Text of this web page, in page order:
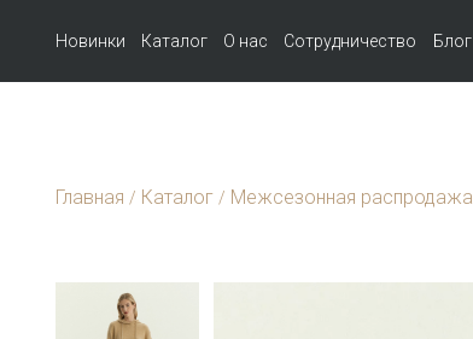
Новинки Каталог О нас Сотрудничество Блог
Главная / Каталог / Межсезонная распродажа